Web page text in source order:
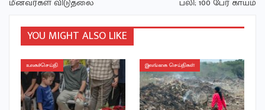
YOU MIGHT ALSO LIKE
உலகச்செய்தி இலங்கை செய்திகள்